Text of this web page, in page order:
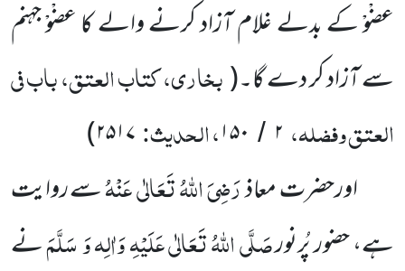
عضْوْ کے بدلے غلام آزاد کرنے والے کا عضْوْ جہنم
سے آزاد کر دے گا۔(بخاری، کتاب العتق، باب فی
العتق وفضلہ، ۲ / ۱۵۰، الحدیث:۲۵۱۷)
اورحضرت معاذرَضِیَ اللّٰہُ تَعَالٰی عَنْہُسے روایت
ہے، حضور پُرنورصَلَّی اللّٰہُ تَعَالٰی عَلَیْہِ وَاٰلِہ وَ سَلَّمَنے